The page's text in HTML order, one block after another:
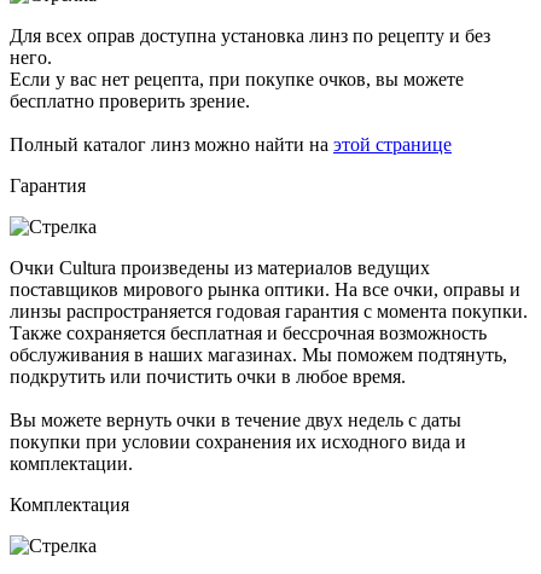
Для всех оправ доступна установка линз по рецепту и без
него.
Если у вас нет рецепта, при покупке очков, вы можете
бесплатно проверить зрение.
Полный каталог линз можно найти на этой странице
Гарантия
Очки Cultura произведены из материалов ведущих
поставщиков мирового рынка оптики. На все очки, оправы и
линзы распространяется годовая гарантия с момента покупки.
Также сохраняется бесплатная и бессрочная возможность
обслуживания в наших магазинах. Мы поможем подтянуть,
подкрутить или почистить очки в любое время.
Вы можете вернуть очки в течение двух недель с даты
покупки при условии сохранения их исходного вида и
комплектации.
Комплектация